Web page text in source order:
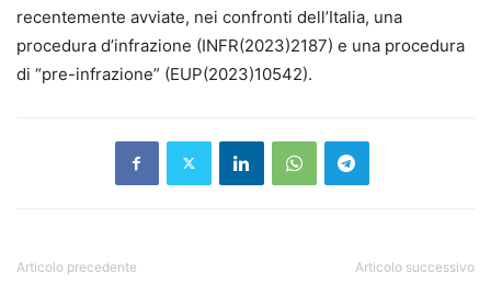
recentemente avviate, nei confronti dell’Italia, una
procedura d’infrazione (INFR(2023)2187) e una procedura
di “pre-infrazione” (EUP(2023)10542).
Articolo precedente Articolo successivo